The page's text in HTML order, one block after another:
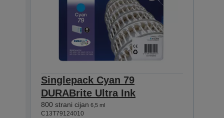
Singlepack Cyan 79
DURABrite Ultra Ink
800 strani cijan 6,5 ml
C13T79124010